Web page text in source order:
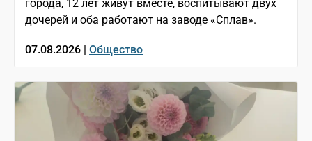
города, 12 лет живут вместе, воспитывают двух
дочерей и оба работают на заводе «Сплав».
07.08.2026 | Общество